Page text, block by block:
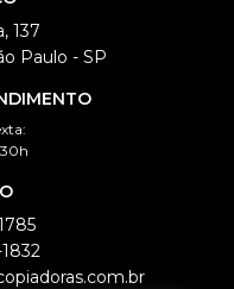
137
Paulo - SP